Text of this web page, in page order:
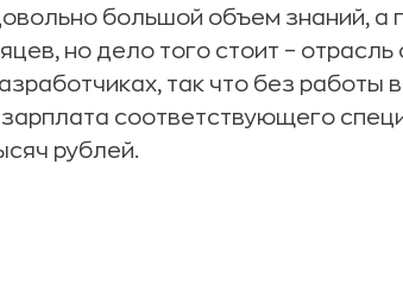
большой объем знаний, а
но дело того стоит –
так что без работы
зарплата соответствующего
рублей.